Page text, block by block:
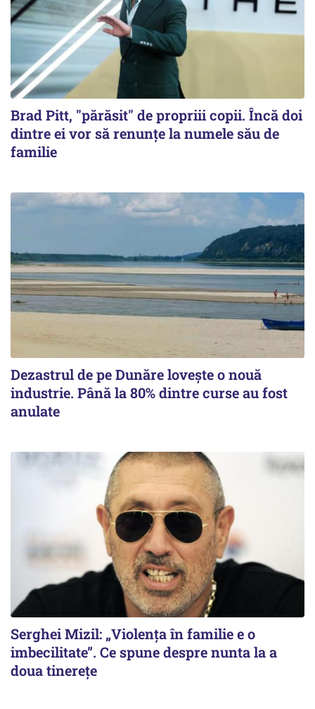
Brad Pitt, "părăsit" de propriii copii. Încă doi
dintre ei vor să renunțe la numele său de
familie
Dezastrul de pe Dunăre lovește o nouă
industrie. Până la 80% dintre curse au fost
anulate
Serghei Mizil: „Violența în familie e o
imbecilitate”. Ce spune despre nunta la a
doua tinerețe